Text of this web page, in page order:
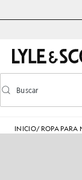
Saltar al
Información de
Activar/
Buscar
INICIO/ ROPA PARA